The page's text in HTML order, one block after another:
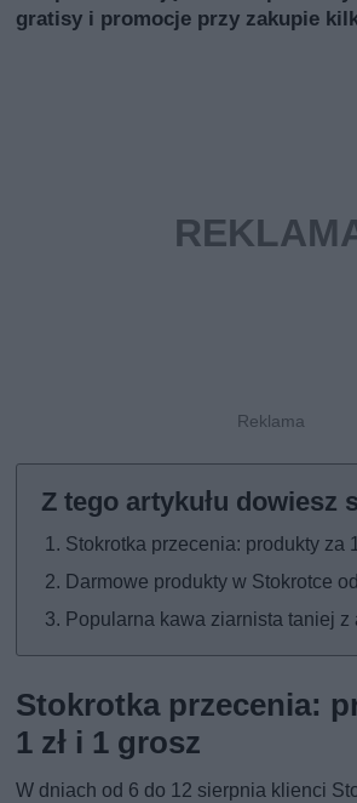
gratisy i promocje przy zakupie
Stokrotka przecenia: produkty za
Darmowe produkty w Stokrotce
Popularna kawa ziarnista taniej z
Stokrotka przecenia:
1 zł i 1 grosz
W dniach od 6 do 12 sierpnia klienci